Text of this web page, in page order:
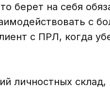
берет на себя
с
с ПРЛ, когда
личностных склад,